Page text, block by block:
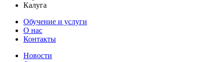
Калуга
Обучение и услуги
О нас
Контакты
Новости